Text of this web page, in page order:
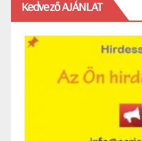
Kedvező AJÁNLAT